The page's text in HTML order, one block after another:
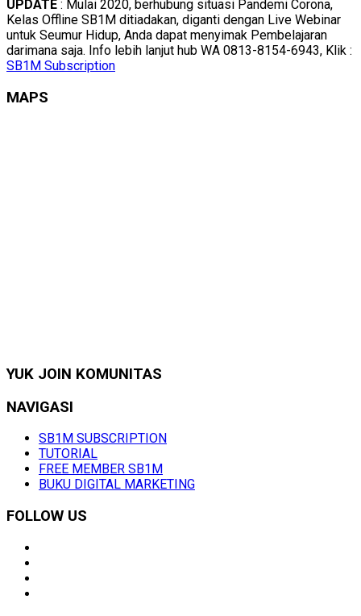
UPDATE : Mulai 2020, berhubung situasi Pandemi Corona,
Kelas Offline SB1M ditiadakan, diganti dengan Live Webinar
untuk Seumur Hidup, Anda dapat menyimak Pembelajaran
darimana saja. Info lebih lanjut hub WA 0813-8154-6943, Klik :
SB1M Subscription
MAPS
YUK JOIN KOMUNITAS
NAVIGASI
SB1M SUBSCRIPTION
TUTORIAL
FREE MEMBER SB1M
BUKU DIGITAL MARKETING
FOLLOW US